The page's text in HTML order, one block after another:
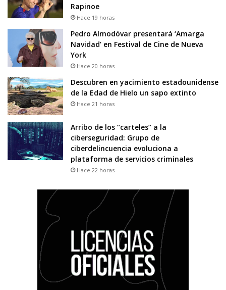
Rapinoe
Hace 19 horas
Pedro Almodóvar presentará ‘Amarga
Navidad’ en Festival de Cine de Nueva
York
Hace 20 horas
Descubren en yacimiento estadounidense
de la Edad de Hielo un sapo extinto
Hace 21 horas
Arribo de los “carteles” a la
ciberseguridad: Grupo de
ciberdelincuencia evoluciona a
plataforma de servicios criminales
Hace 22 horas